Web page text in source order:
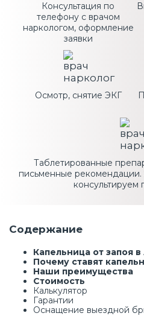
Консультация по
телефону с врачом
наркологом, оформление
заявки
Осмотр, снятие ЭКГ
Таблетированные
письменные
консультируем
Содержание
Капельница от запоя
Почему ставят
Наши преимущества
Стоимость
Калькулятор
Гарантии
Оснащение выездной